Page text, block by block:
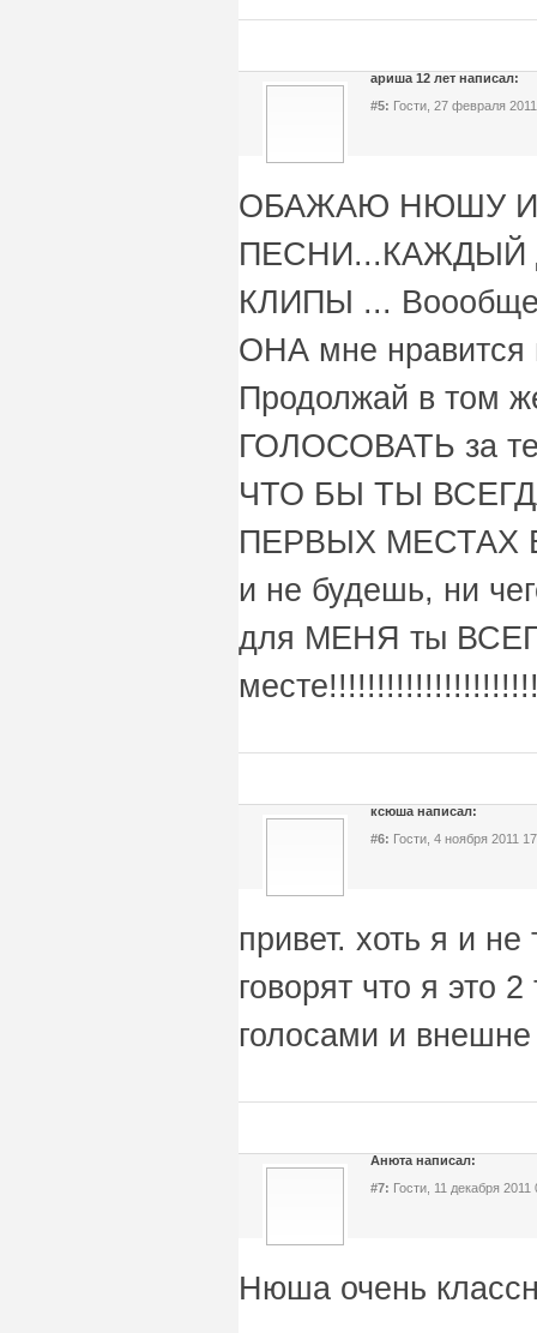
ариша 12 лет написал:
#5: Гости, 27 февраля
ОБАЖАЮ НЮШУ И
КЛИПЫ ...
ОНА мне нравится
Продолжай в том
ГОЛОСОВАТЬ за
ЧТО БЫ ТЫ
ПЕРВЫХ МЕСТАХ
и не будешь, ни
для МЕНЯ ты
ксюша написал:
#6: Гости, 4 ноября 2011
привет. хоть я и
говорят что я это
голосами и внешне
Анюта написал:
#7: Гости, 11 декабря 2011
Нюша очень